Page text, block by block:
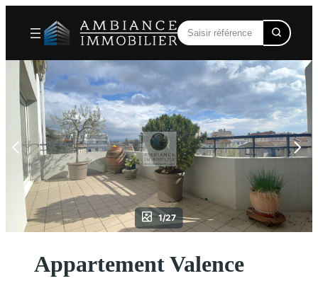
contenu
1/27
Appartement Valence